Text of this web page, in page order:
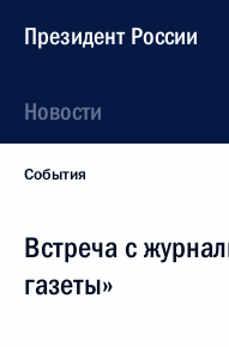
Президент России
Новости
События
Встреча с
газеты»